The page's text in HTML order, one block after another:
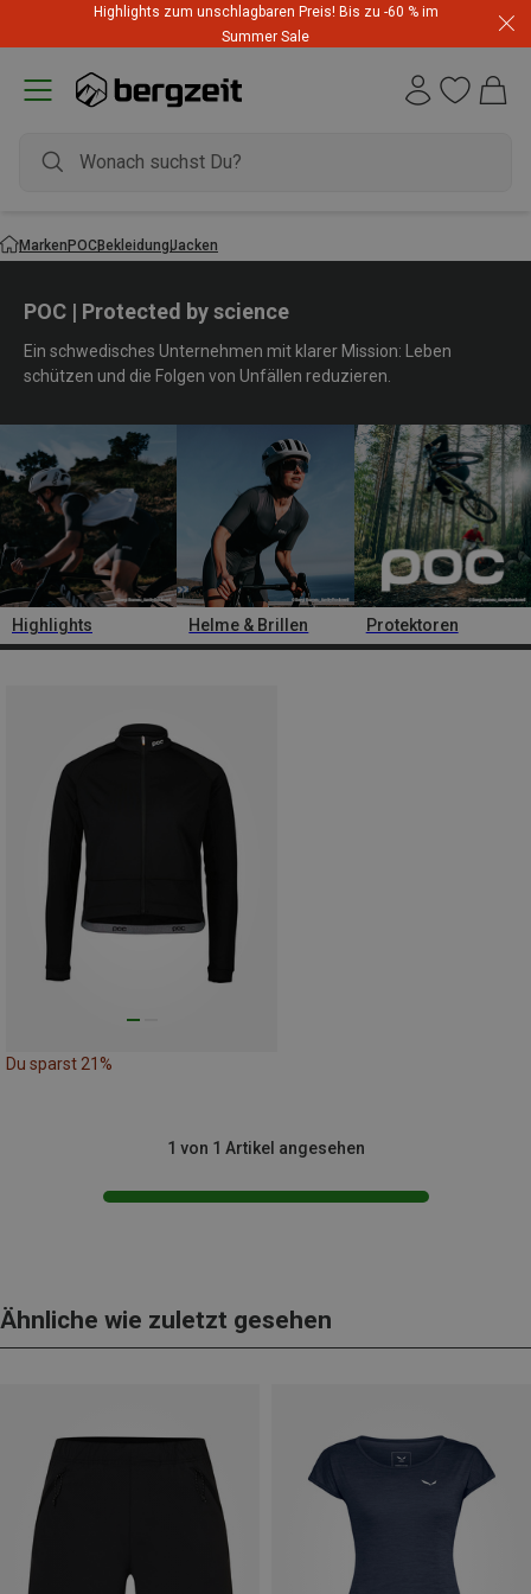
Highlights zum unschlagbaren Preis! Bis zu -60 % im
Summer Sale
MarkenPOCBekleidungJacken
POC | Protected by science
Ein schwedisches Unternehmen mit klarer Mission: Leben
schützen und die Folgen von Unfällen reduzieren.
Highlights Helme & Brillen Protektoren
Du sparst 21%
1 von 1 Artikel angesehen
Ähnliche wie zuletzt gesehen